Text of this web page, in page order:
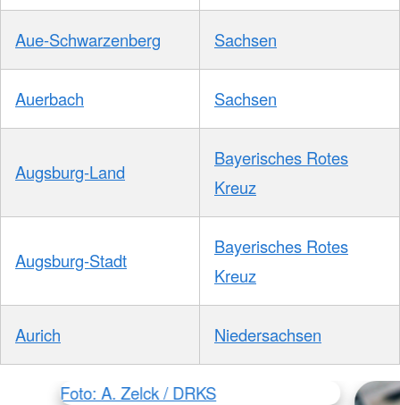
Aue-Schwarzenberg Sachsen
Auerbach Sachsen
Augsburg-Land
Bayerisches Rotes
Kreuz
Augsburg-Stadt
Bayerisches Rotes
Kreuz
Aurich Niedersachsen
Foto: A. Zelck / DRKS